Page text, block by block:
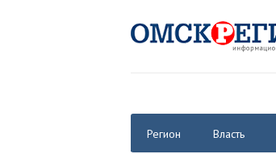
Регион Власть